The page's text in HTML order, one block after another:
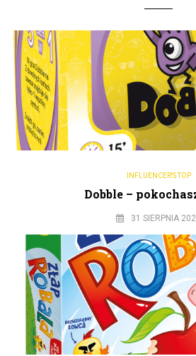
INFLUENCER'S TOP
Dobble –
31 SIERPNIA